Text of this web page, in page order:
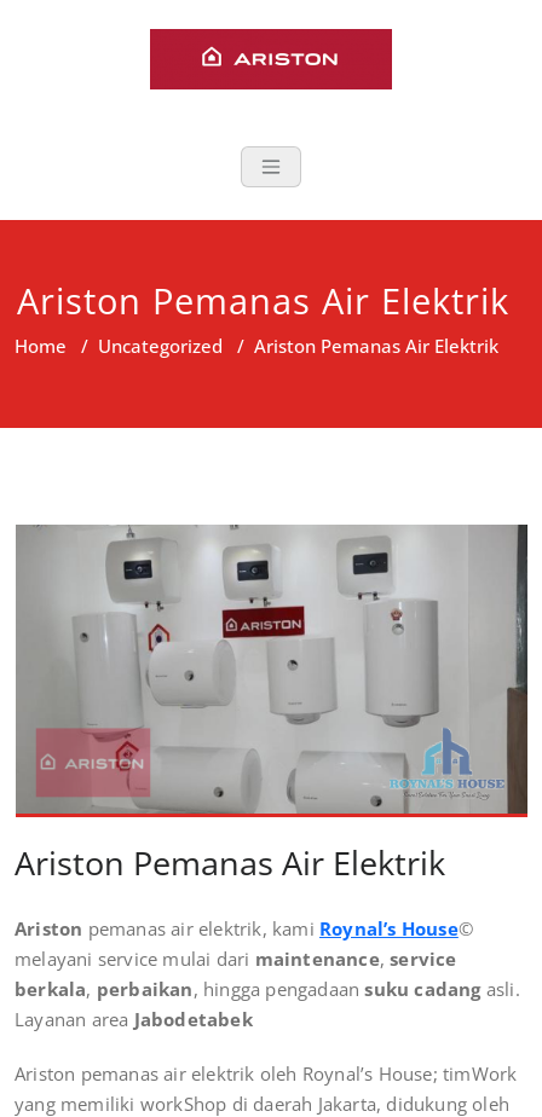
Service
Ariston Pemanas Air Elektrik
Home / Uncategorized / Ariston Pemanas Air Elektrik
Ariston Pemanas Air Elektrik
Ariston pemanas air elektrik, kami Roynal’s House©
melayani service mulai dari maintenance,service
berkala, perbaikan, hingga pengadaansuku cadangasli.
Layanan area Jabodetabek
Ariston pemanas air elektrik oleh Roynal’s House; timWork
yang memiliki workShop di daerah Jakarta, didukung oleh